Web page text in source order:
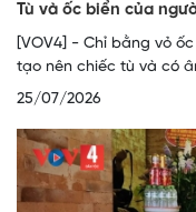
Tù và ốc biển của
[VOV4] - Chỉ bằng vỏ
tạo nên chiếc tù và có
25/07/2026